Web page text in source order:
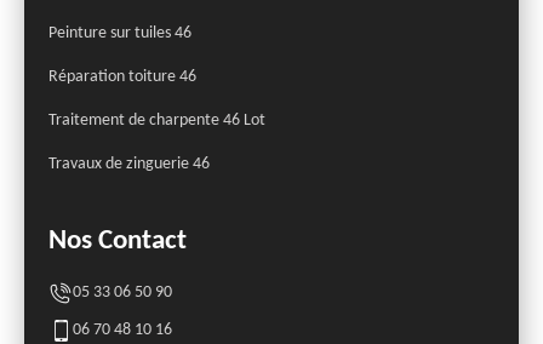
Peinture sur tuiles 46
Réparation toiture 46
Traitement de charpente 46 Lot
Travaux de zinguerie 46
Nos Contact
05 33 06 50 90
06 70 48 10 16